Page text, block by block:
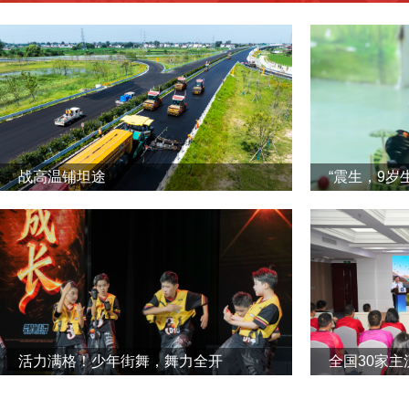
战高温铺坦途 “震生，9岁
活力满格！少年街舞，舞力全开 全国30家主